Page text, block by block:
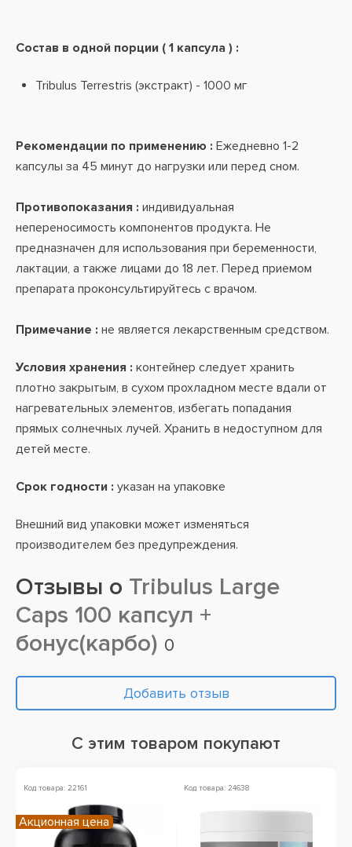
Состав в одной порции ( 1 капсула ) :
Tribulus Terrestris (экстракт) - 1000 мг
Рекомендации по применению : Ежедневно 1-2
капсулы за 45 минут до нагрузки или перед сном.
Противопоказания : индивидуальная
непереносимость компонентов продукта. Не
предназначен для использования при беременности,
лактации, а также лицами до 18 лет. Перед приемом
препарата проконсультируйтесь с врачом.
Примечание : не является лекарственным средством.
Условия хранения : контейнер следует хранить
плотно закрытым, в сухом прохладном месте вдали от
нагревательных элементов, избегать попадания
прямых солнечных лучей. Хранить в недоступном для
детей месте.
Срок годности : указан на упаковке
Внешний вид упаковки может изменяться
производителем без предупреждения.
Отзывы о Tribulus Large
Caps 100 капсул +
бонус(карбо) 0
Добавить отзыв
С этим товаром покупают
Код товара: 22161
Акционная цена
Код товара: 24638